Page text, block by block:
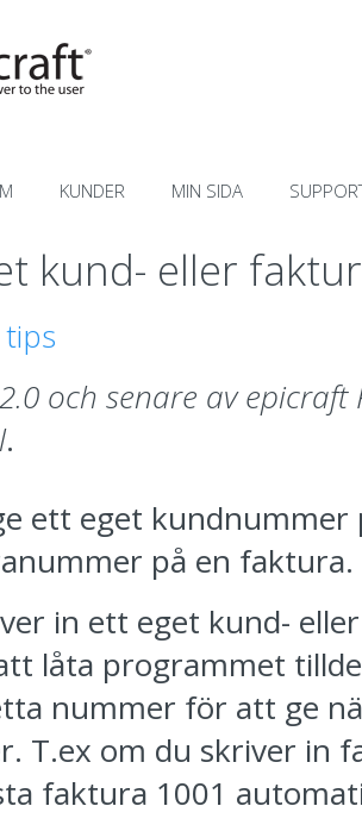
KUNDER MIN SIDA
kund- eller
och senare av
.
ett eget
på en faktura.
in ett eget kund-
låta programmet
nummer för att ge
T.ex om du skriver in
faktura 1001